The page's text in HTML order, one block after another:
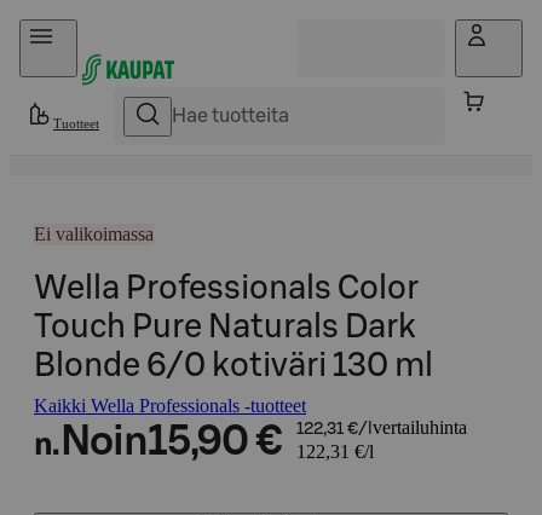
Hyppää sisältöön
Tuotteet
Ei valikoimassa
Wella Professionals Color
Touch Pure Naturals Dark
Blonde 6/0 kotiväri 130 ml
Kaikki Wella Professionals -tuotteet
n. Noin15,90 € 122,31 €/l vertailuhinta
122,31 €/l